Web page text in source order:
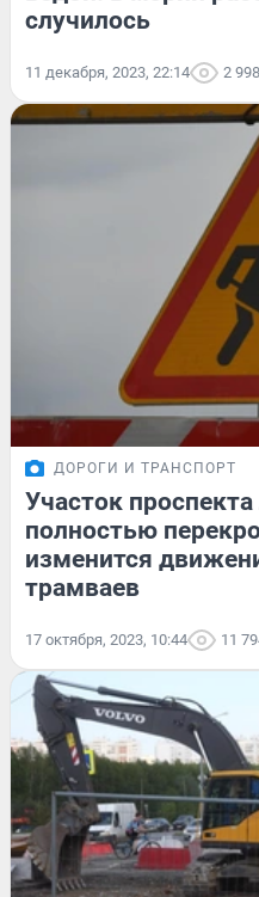
случилось
11 декабря, 2023, 22:14 2 998
ДОРОГИ И ТРАНСПОРТ
Участок
полностью
изменится
трамваев
17 октября, 2023, 10:44 11